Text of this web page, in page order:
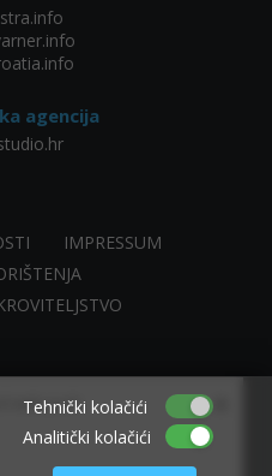
web push
×
agencija
IMPRESSUM
Tehnički kolačići
Analitički kolačići